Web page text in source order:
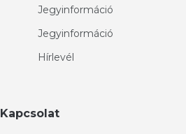
Jegyinformáció
Jegyinformáció
Hírlevél
Kapcsolat